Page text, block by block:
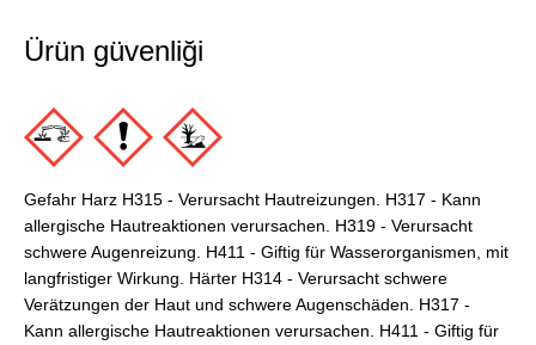
Ürün güvenliği
Gefahr Harz H315 - Verursacht Hautreizungen. H317 - Kann
allergische Hautreaktionen verursachen. H319 - Verursacht
schwere Augenreizung. H411 - Giftig für Wasserorganismen, mit
langfristiger Wirkung. Härter H314 - Verursacht schwere
Verätzungen der Haut und schwere Augenschäden. H317 -
Kann allergische Hautreaktionen verursachen. H411 - Giftig für